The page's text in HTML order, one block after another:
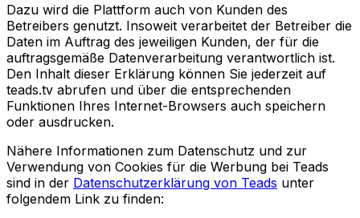
Dazu wird die Plattform auch von Kunden des
Betreibers genutzt. Insoweit verarbeitet der Betreiber die
Daten im Auftrag des jeweiligen Kunden, der für die
auftragsgemäße Datenverarbeitung verantwortlich ist.
Den Inhalt dieser Erklärung können Sie jederzeit auf
teads.tv abrufen und über die entsprechenden
Funktionen Ihres Internet-Browsers auch speichern
oder ausdrucken.
Nähere Informationen zum Datenschutz und zur
Verwendung von Cookies für die Werbung bei Teads
sind in der Datenschutzerklärung von Teads unter
folgendem Link zu finden: